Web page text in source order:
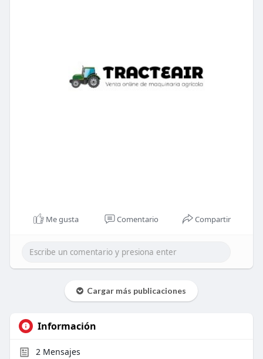
Me gusta Comentario Compartir
Cargar más publicaciones
Información
2 Mensajes